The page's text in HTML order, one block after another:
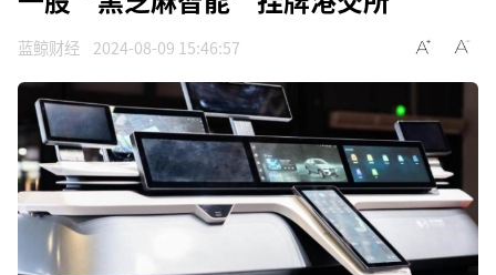
蓝鲸财经 2024-08-09 15:46:57